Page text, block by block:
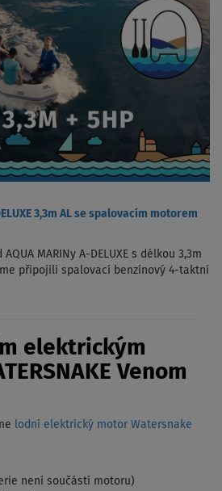
3,3m AL se spalovacím motorem
MARINy A-DELUXE s délkou 3,3m
připojili spalovací benzínový 4-taktní
elektrickým
Venom
lodní elektrický motor Watersnake
není součástí motoru)